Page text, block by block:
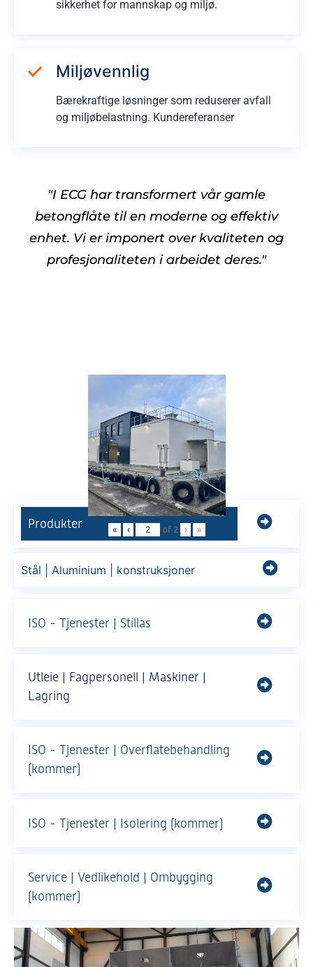
Produkter
Stål | Aluminium | konstruksjoner
ISO - Tjenester | Stillas
Utleie | Fagpersonell | Maskiner |
Lagring
ISO - Tjenester | Overflatebehandling
(kommer)
ISO - Tjenester | Isolering (kommer)
Service | Vedlikehold | Ombygging
(kommer)
sikkerhet for mannskap og miljø.
Miljøvennlig
Bærekraftige løsninger som reduserer avfall
og miljøbelastning. Kundereferanser
"I ECG har transformert vår gamle
betongflåte til en moderne og effektiv
enhet. Vi er imponert over kvaliteten og
profesjonaliteten i arbeidet deres."
« ‹ of 2 › »